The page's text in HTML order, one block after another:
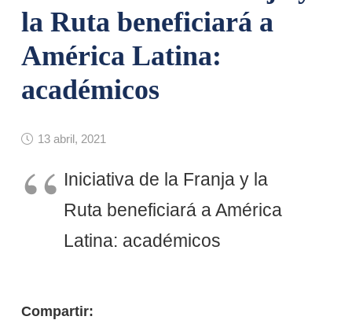
la Ruta beneficiará a
América Latina:
académicos
13 abril, 2021
Iniciativa de la Franja y la
Ruta beneficiará a América
Latina: académicos
Compartir: